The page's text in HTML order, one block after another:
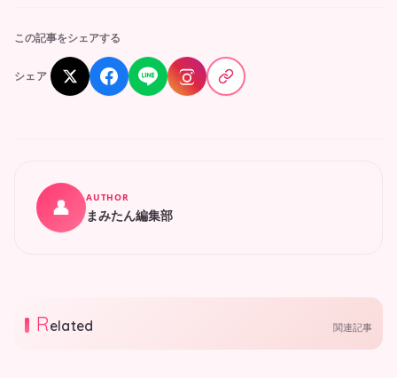
この記事をシェアする
シェア
👤 AUTHOR
まみたん編集部
Related 関連記事